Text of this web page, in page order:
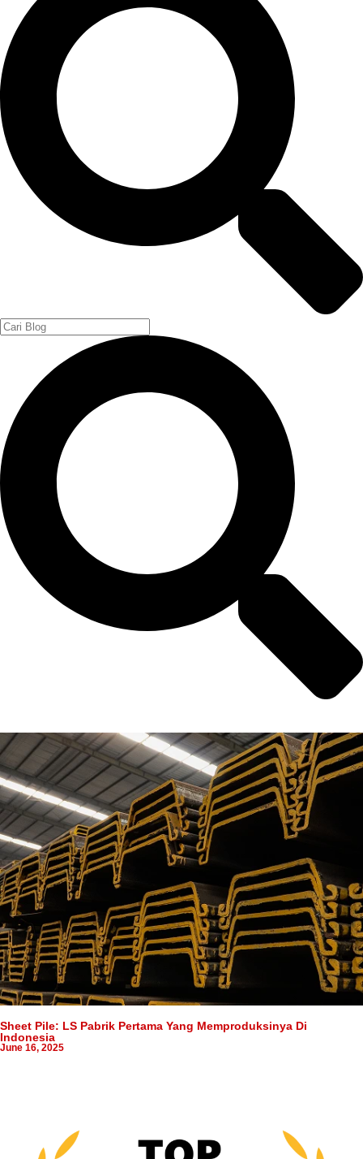
Sheet Pile: LS Pabrik Pertama Yang Memproduksinya Di
Indonesia
June 16, 2025